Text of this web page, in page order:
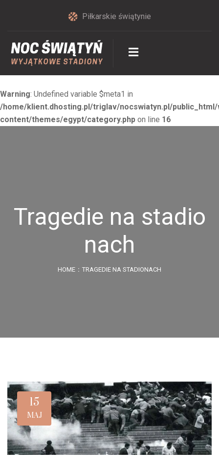
Piłkarskie świątynie
Warning: Undefined variable $meta1 in
/home/klient.dhosting.pl/triglav/nocswiatyn.pl/public_html/
content/themes/egypt/category.php on line 16
Tragedie na stadio
nach
HOME TRAGEDIE NA STADIONACH
15
MAJ